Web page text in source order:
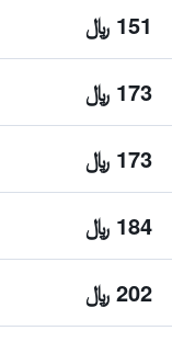
151 ﷼
173 ﷼
173 ﷼
184 ﷼
202 ﷼